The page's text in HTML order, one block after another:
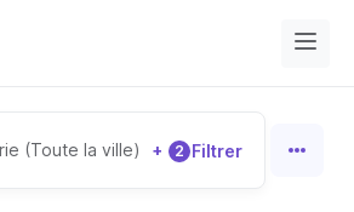
(Toute la ville) + 2 Filtrer